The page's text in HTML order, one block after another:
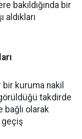
bakıldığında bir
aldıkları
kuruma nakil
takdirde
olarak
geçiş